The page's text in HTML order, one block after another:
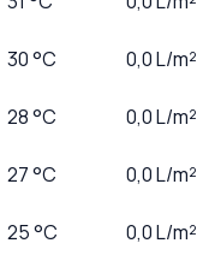
30°C 0,0L/m²
28°C 0,0L/m²
27°C 0,0L/m²
25°C 0,0L/m²